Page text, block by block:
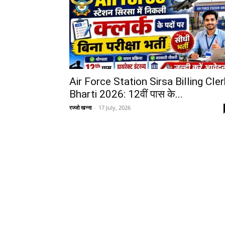
Navy,
Airforce,
Police….
Air Force Station Sirsa Billing
Bharti 2026: 12वीं पास के...
रज्जो खन्ना - 17 July, 2026